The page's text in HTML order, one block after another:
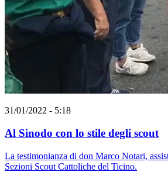
31/01/2022 - 5:18
Al Sinodo con lo stile degli scout
La testimonianza di don Marco Notari,
Sezioni Scout Cattoliche del Ticino.